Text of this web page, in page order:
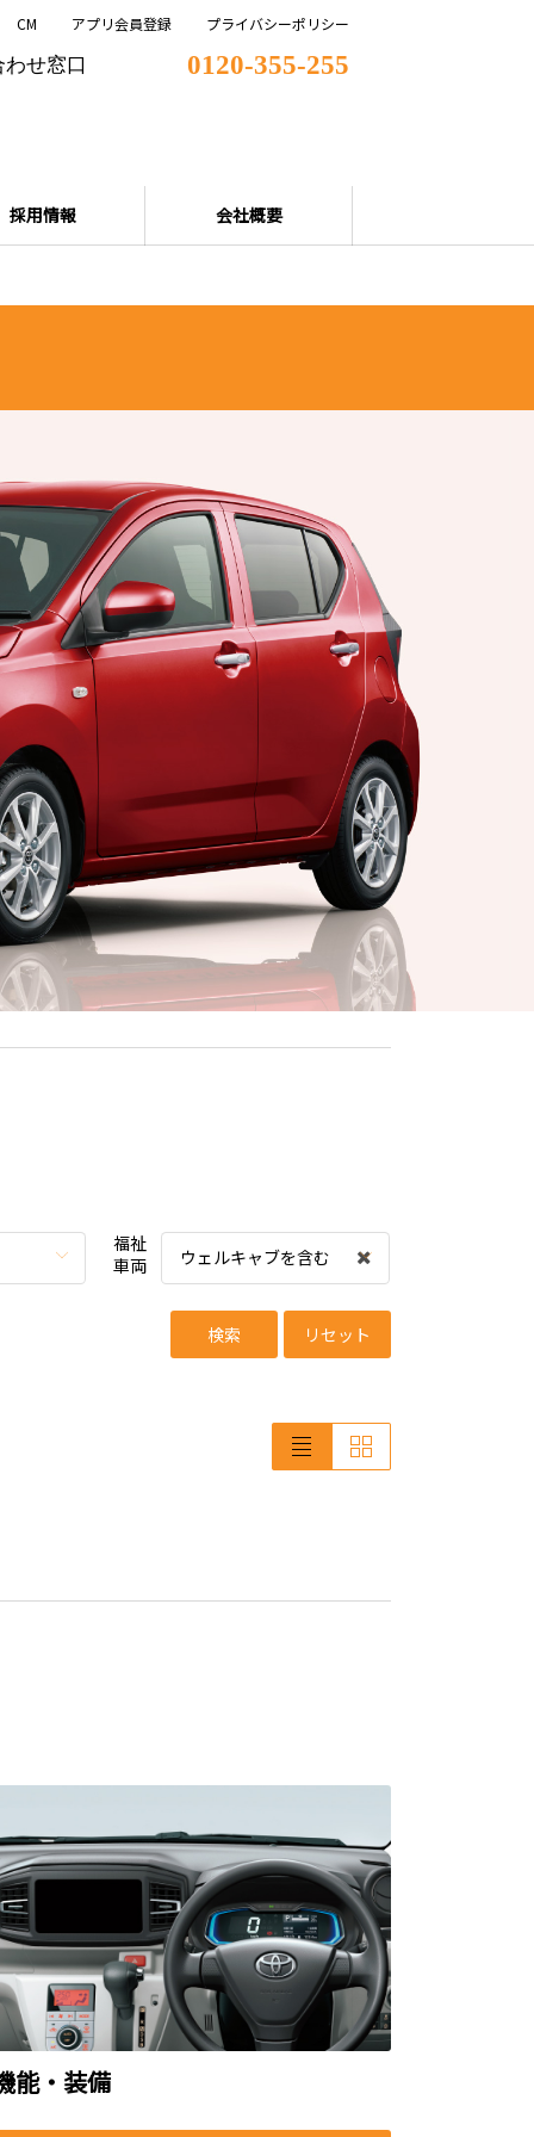
わせ窓口 0120-355-255
採用情報 会社概要
CM アプリ会員登録 プライバシーポリシー
福祉
車両
ウェルキャブを含む
検索 リセット
能・装備